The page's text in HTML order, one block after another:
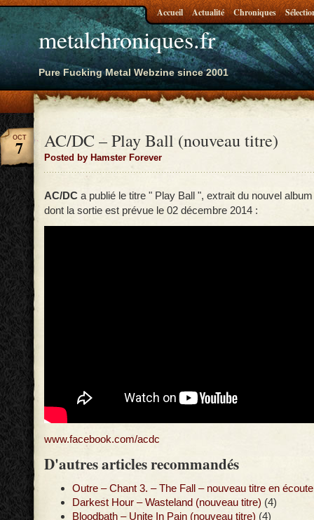
metalchroniques.fr
Pure Fucking Metal Webzine since 2001
Accueil Actualité Chroniques
AC/DC – Play Ball (nouveau titre)
Posted by Hamster Forever
OCT
7
AC/DC a publié le titre " Play Ball ", extrait du nouvel
dont la sortie est prévue le 02 décembre 2014 :
www.facebook.com/acdc
D'autres articles recommandés
Outre – Chant 3. – The Fall – nouveau titre en écoute
Darkest Hour – Wasteland (nouveau titre) (4)
Bloodbath – Unite In Pain (nouveau titre) (4)